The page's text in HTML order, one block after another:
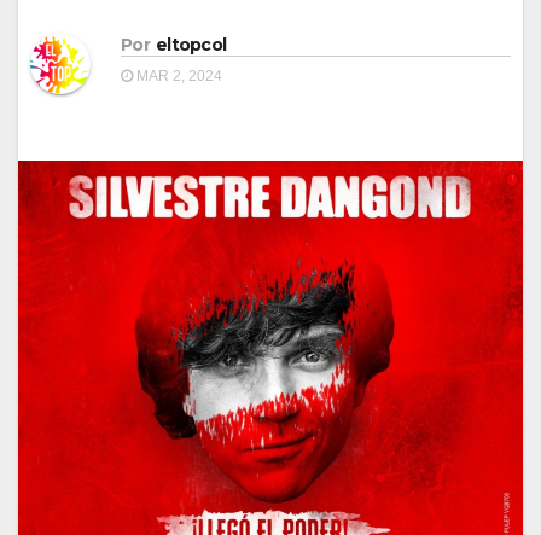
Por eltopcol
MAR 2, 2024